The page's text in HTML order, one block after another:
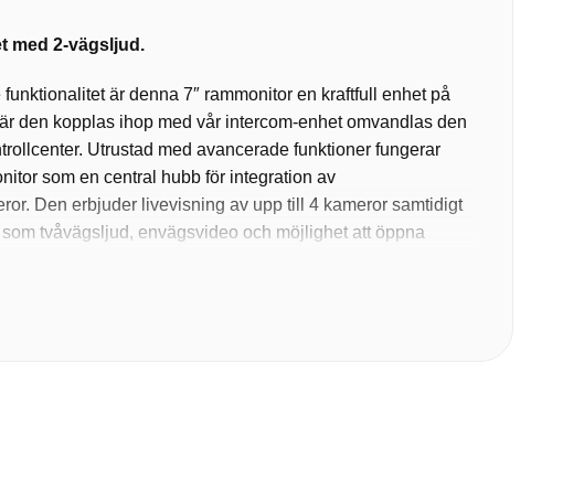
med 2-vägsljud.
är denna 7″ rammonitor en kraftfull enhet på
den kopplas ihop med vår intercom-enhet omvandlas den
Utrustad med avancerade funktioner fungerar
som en central hubb för integration av
Den erbjuder livevisning av upp till 4 kameror samtidigt
tvåvägsljud, envägsvideo och möjlighet att öppna